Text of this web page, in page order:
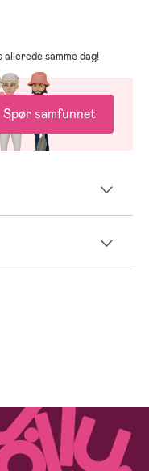
samme dag!
Spør samfunnet